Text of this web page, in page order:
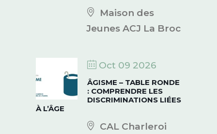
Maison des
Jeunes ACJ La Broc
Oct 09 2026
ÂGISME – TABLE RONDE
: COMPRENDRE LES
DISCRIMINATIONS LIÉES
À L’ÂGE
CAL Charleroi